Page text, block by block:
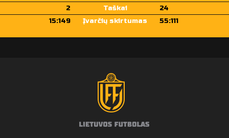
2
Taškai
24
15:149
Įvarčių skirtumas 55:111